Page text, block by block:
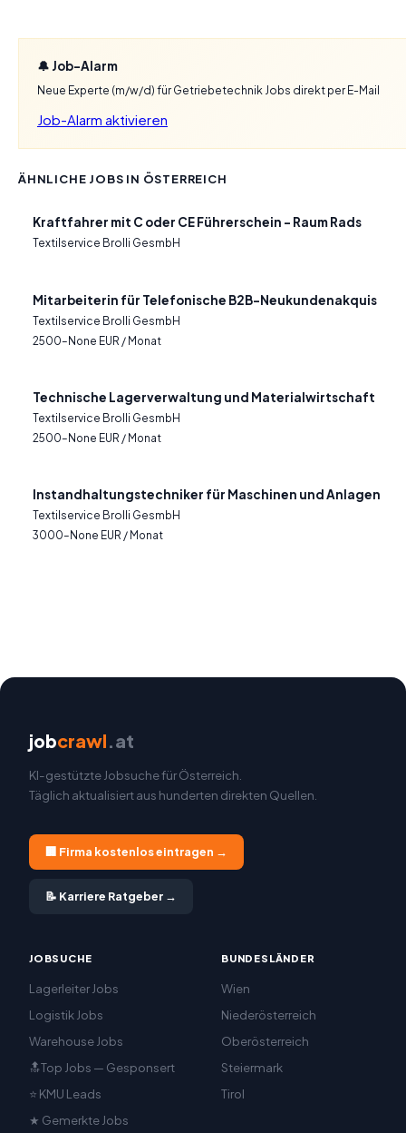
🔔 Job-Alarm
Neue Experte (m/w/d) für Getriebetechnik Jobs direkt per E-Mail
Job-Alarm aktivieren
ÄHNLICHE JOBS IN ÖSTERREICH
Kraftfahrer mit C oder CE Führerschein – Raum Rads
Textilservice Brolli GesmbH
Mitarbeiterin für Telefonische B2B-Neukundenakquis
Textilservice Brolli GesmbH
2500–None EUR / Monat
Technische Lagerverwaltung und Materialwirtschaft
Textilservice Brolli GesmbH
2500–None EUR / Monat
Instandhaltungstechniker für Maschinen und Anlagen
Textilservice Brolli GesmbH
3000–None EUR / Monat
jobcrawl.at
KI-gestützte Jobsuche für Österreich.
Täglich aktualisiert aus hunderten direkten Quellen.
🏢 Firma kostenlos eintragen →
📝 Karriere Ratgeber →
JOBSUCHE
Lagerleiter Jobs
Logistik Jobs
Warehouse Jobs
🔝Top Jobs — Gesponsert
⭐ KMU Leads
★ Gemerkte Jobs
BUNDESLÄNDER
Wien
Niederösterreich
Oberösterreich
Steiermark
Tirol